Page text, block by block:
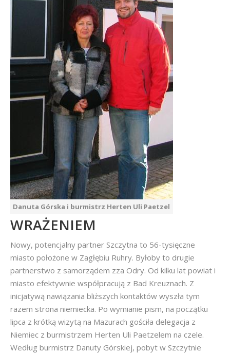
Danuta Górska i burmistrz Herten Uli Paetzel
WRAŻENIEM
Nowy, potencjalny partner Szczytna to 56-tysięczne
miasto położone w Zagłębiu Ruhry. Byłoby to drugie
partnerstwo z samorządem zza Odry. Od kilku lat powiat i
miasto efektywnie współpracują z Bad Kreuznach. Z
inicjatywą nawiązania bliższych kontaktów wyszła tym
razem strona niemiecka. Po wymianie pism, na początku
lipca z krótką wizytą na Mazurach gościła delegacja z
Niemiec z burmistrzem Herten Uli Paetzelem na czele.
Według burmistrz Danuty Górskiej, pobyt w Szczytnie